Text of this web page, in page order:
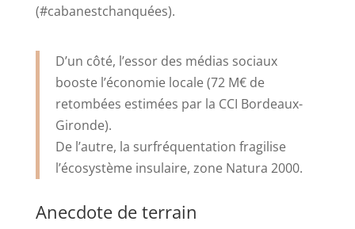
(#cabanestchanquées).
D’un côté, l’essor des médias sociaux
booste l’économie locale (72 M€ de
retombées estimées par la CCI Bordeaux-
Gironde).
De l’autre, la surfréquentation fragilise
l’écosystème insulaire, zone Natura 2000.
Anecdote de terrain